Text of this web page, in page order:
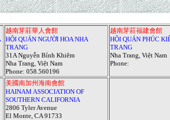
越南芽莊華人會館
HỘI QUÁN NGƯỜI HOA NHA
TRANG
31A Nguyễn Bỉnh Khiêm
Nha Trang, Việt Nam
Phone: 058.560196
越南芽莊福建會館
HỘI QUÁN PHÚC
TRANG
Nha Trang, Việt Nam
Phone:
美國南加州海南會館
HAINAM ASSOCIATION OF
SOUTHERN CALIFORNIA
2806 Tyler Avenue
El Monte, CA 91733